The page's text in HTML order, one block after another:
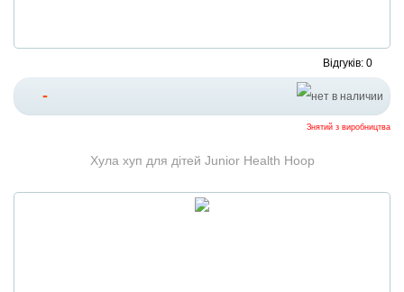
Відгуків: 0
-
Знятий з виробництва
Хула хуп для дітей Junior Health Hoop